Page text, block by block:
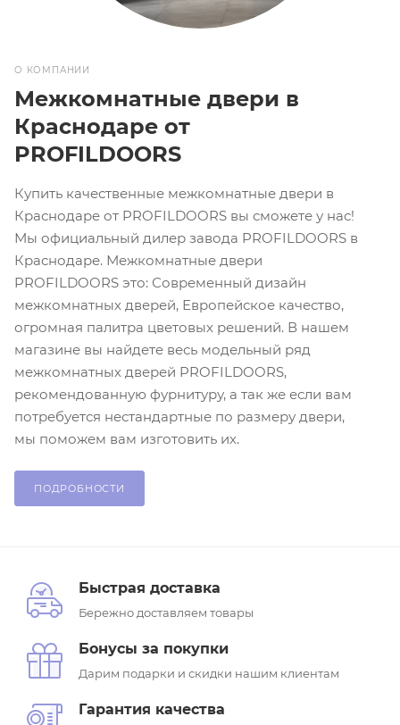
О КОМПАНИИ
Межкомнатные двери в
Краснодаре от
PROFILDOORS
Купить качественные межкомнатные двери в
Краснодаре от PROFILDOORS вы сможете у нас!
Мы официальный дилер завода PROFILDOORS в
Краснодаре. Межкомнатные двери
PROFILDOORS это: Современный дизайн
межкомнатных дверей, Европейское качество,
огромная палитра цветовых решений. В нашем
магазине вы найдете весь модельный ряд
межкомнатных дверей PROFILDOORS,
рекомендованную фурнитуру, а так же если вам
потребуется нестандартные по размеру двери,
мы поможем вам изготовить их.
ПОДРОБНОСТИ
Быстрая доставка
Бережно доставляем товары
Бонусы за покупки
Дарим подарки и скидки нашим клиентам
Гарантия качества